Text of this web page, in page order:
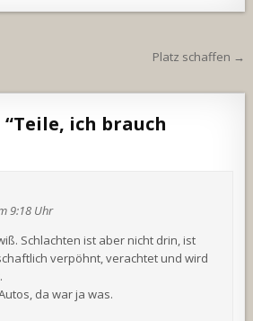
Platz schaffen →
Teile, ich brauch
9:18 Uhr
Schlachten ist aber nicht drin, ist
verpöhnt, verachtet und wird
da war ja was.